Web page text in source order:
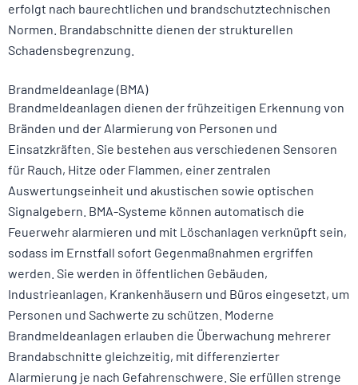
erfolgt nach baurechtlichen und brandschutztechnischen
Normen. Brandabschnitte dienen der strukturellen
Schadensbegrenzung.
Brandmeldeanlage (BMA)
Brandmeldeanlagen dienen der frühzeitigen Erkennung von
Bränden und der Alarmierung von Personen und
Einsatzkräften. Sie bestehen aus verschiedenen Sensoren
für Rauch, Hitze oder Flammen, einer zentralen
Auswertungseinheit und akustischen sowie optischen
Signalgebern. BMA-Systeme können automatisch die
Feuerwehr alarmieren und mit Löschanlagen verknüpft sein,
sodass im Ernstfall sofort Gegenmaßnahmen ergriffen
werden. Sie werden in öffentlichen Gebäuden,
Industrieanlagen, Krankenhäusern und Büros eingesetzt, um
Personen und Sachwerte zu schützen. Moderne
Brandmeldeanlagen erlauben die Überwachung mehrerer
Brandabschnitte gleichzeitig, mit differenzierter
Alarmierung je nach Gefahrenschwere. Sie erfüllen strenge